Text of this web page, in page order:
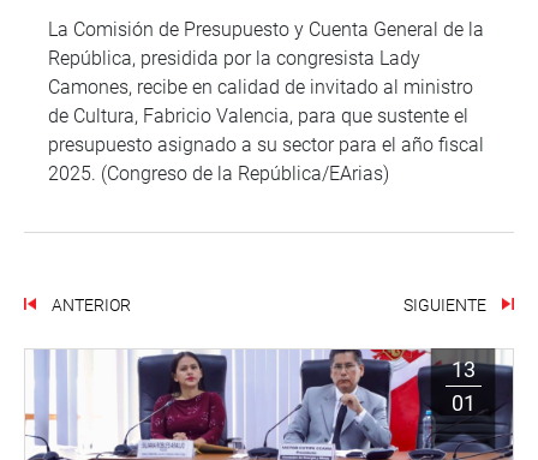
La Comisión de Presupuesto y Cuenta General de la
República, presidida por la congresista Lady
Camones, recibe en calidad de invitado al ministro
de Cultura, Fabricio Valencia, para que sustente el
presupuesto asignado a su sector para el año fiscal
2025. (Congreso de la República/EArias)
ANTERIOR SIGUIENTE
13
01